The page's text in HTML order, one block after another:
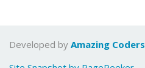
Developed by Amazing Coders